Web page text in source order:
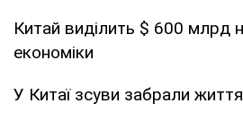
Китай виділить $ 600 млрд
економіки
У Китаї зсуви забрали